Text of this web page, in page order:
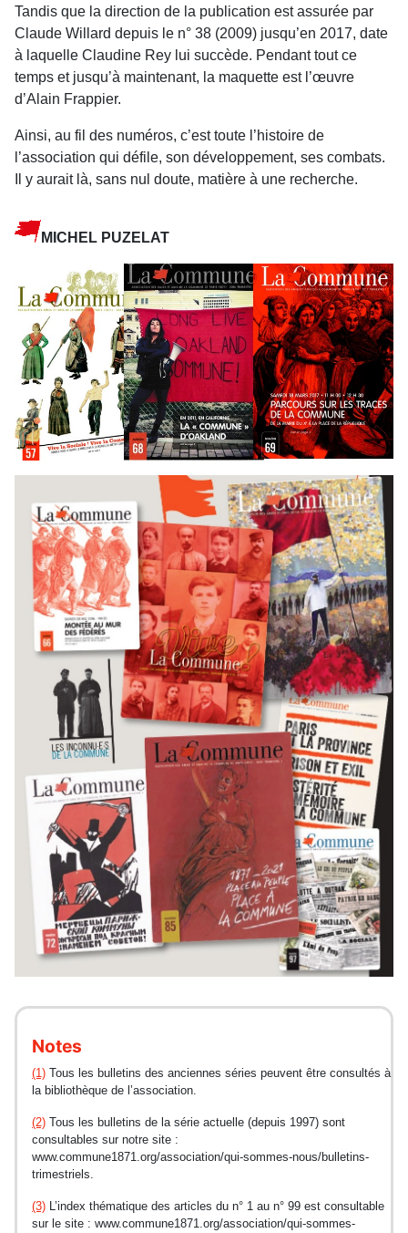
Tandis que la direction de la publication est assurée par
Claude Willard depuis le n° 38 (2009) jusqu’en 2017, date
à laquelle Claudine Rey lui succède. Pendant tout ce
temps et jusqu’à maintenant, la maquette est l’œuvre
d’Alain Frappier.
Ainsi, au fil des numéros, c’est toute l’histoire de
l’association qui défile, son développement, ses combats.
Il y aurait là, sans nul doute, matière à une recherche.
MICHEL PUZELAT
Notes
(1) Tous les bulletins des anciennes séries peuvent être consultés à
la bibliothèque de l’association.
(2) Tous les bulletins de la série actuelle (depuis 1997) sont
consultables sur notre site :
www.commune1871.org/association/qui-sommes-nous/bulletins-
trimestriels.
(3) L’index thématique des articles du n° 1 au n° 99 est consultable
sur le site : www.commune1871.org/association/qui-sommes-